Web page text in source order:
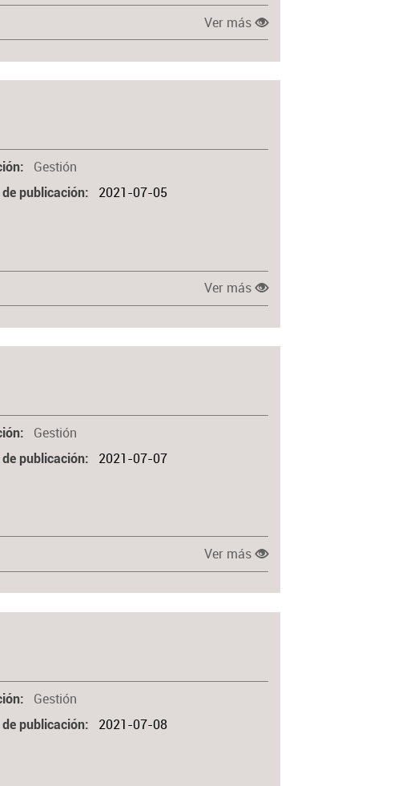
Ver más
Gestión
de publicación 2021-07-05
Ver más
Gestión
de publicación 2021-07-07
Ver más
Gestión
de publicación 2021-07-08